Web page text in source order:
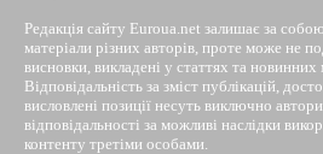
Редакція сайту Euroua.net залишає за
матеріали різних авторів, проте може не
висновки, викладені у статтях та новинних
Відповідальність за зміст публікацій,
висловлені позиції несуть виключно
відповідальності за можливі наслідки
контенту третіми особами.